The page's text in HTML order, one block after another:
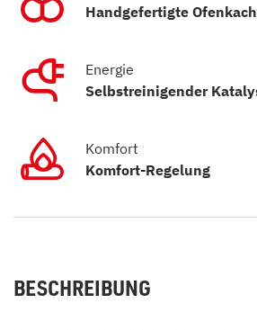
Handgefertigte
Energie
Selbstreinigender
Komfort
Komfort-Regelung
BESCHREIBUNG